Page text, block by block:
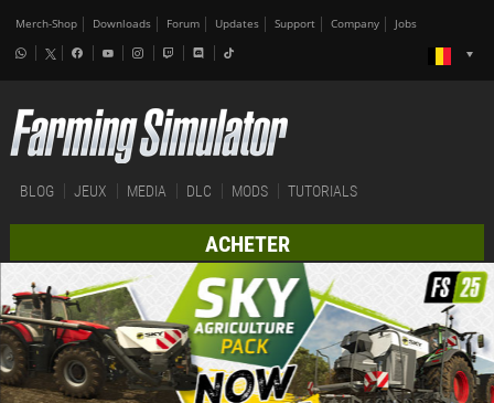
Merch-Shop Downloads Forum Updates Support Company Jobs
BLOG JEUX MEDIA DLC MODS TUTORIALS
ACHETER